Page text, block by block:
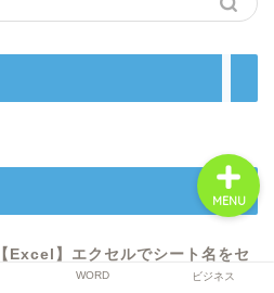
【Excel】エクセルでシート名をセ
ルに表示し一覧に（関数：すべての
WORD ビジネス
MENU
WORD